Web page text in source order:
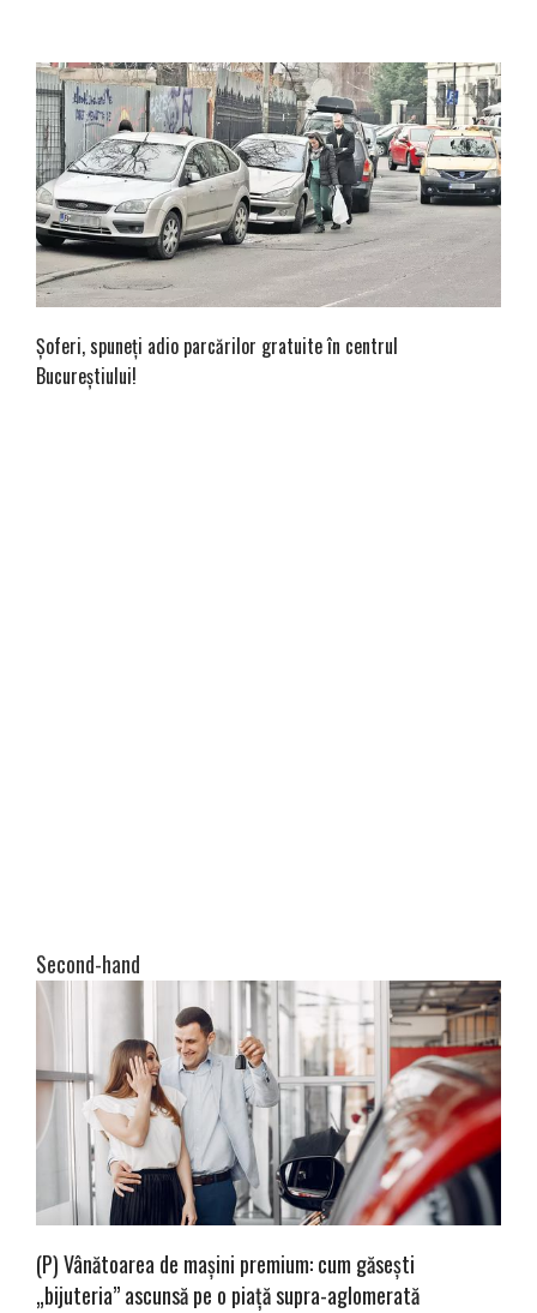
Șoferi, spuneți adio parcărilor gratuite în centrul
Bucureștiului!
Second-hand
(P) Vânătoarea de mașini premium: cum găsești
„bijuteria” ascunsă pe o piață supra-aglomerată